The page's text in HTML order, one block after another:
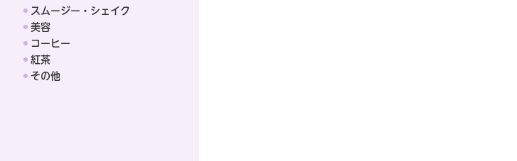
スムージー・シェイク
美容
コーヒー
紅茶
その他